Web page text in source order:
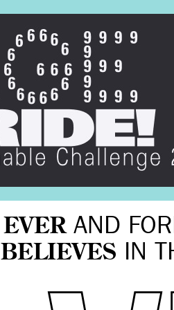
EVERAND
BELIEVES IN